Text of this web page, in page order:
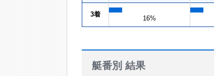
3着
16%
艇番別 結果